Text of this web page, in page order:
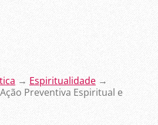
→ Espiritualidade →
Ação Preventiva Espiritual e